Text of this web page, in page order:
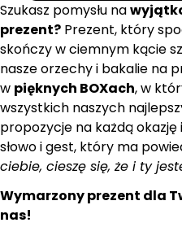
l
a
r
n
a
Szukasz pomysłu na
prezent? Prezent, który
skończy w ciemnym kącie
nasze orzechy i bakalie na
w pięknych BOXach, w
wszystkich naszych
propozycje na każdą okazję
słowo i gest, który ma
ciebie, cieszę się, że i ty
Wymarzony prezent dla
nas!